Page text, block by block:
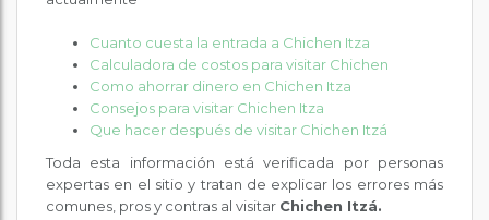
Cuanto cuesta la entrada a Chichen Itza
Calculadora de costos para visitar Chichen
Como ahorrar dinero en Chichen Itza
Consejos para visitar Chichen Itza
Que hacer después de visitar Chichen Itzá
Toda esta información está verificada por personas
expertas en el sitio y tratan de explicar los errores más
comunes, pros y contras al visitar Chichen Itzá.